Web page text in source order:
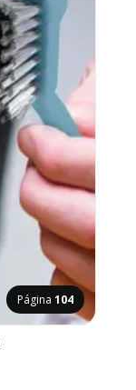
Página 104